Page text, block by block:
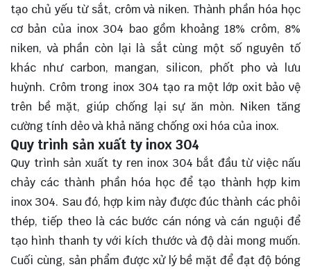
tạo chủ yếu từ sắt, crôm và niken. Thành phần hóa học
cơ bản của inox 304 bao gồm khoảng 18% crôm, 8%
niken, và phần còn lại là sắt cùng một số nguyên tố
khác như carbon, mangan, silicon, phốt pho và lưu
huỳnh. Crôm trong inox 304 tạo ra một lớp oxit bảo vệ
trên bề mặt, giúp chống lại sự ăn mòn. Niken tăng
cường tính dẻo và khả năng chống oxi hóa của inox.
Quy trình sản xuất ty inox 304
Quy trình sản xuất ty ren inox 304 bắt đầu từ việc nấu
chảy các thành phần hóa học để tạo thành hợp kim
inox 304. Sau đó, hợp kim này được đúc thành các phôi
thép, tiếp theo là các bước cán nóng và cán nguội để
tạo hình thanh ty với kích thước và độ dài mong muốn.
Cuối cùng, sản phẩm được xử lý bề mặt để đạt độ bóng